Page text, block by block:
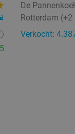
De
Rotterdam
Verkocht: